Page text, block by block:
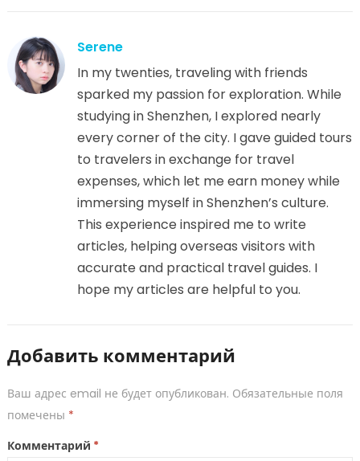
Serene
In my twenties, traveling with friends
sparked my passion for exploration. While
studying in Shenzhen, I explored nearly
every corner of the city. I gave guided tours
to travelers in exchange for travel
expenses, which let me earn money while
immersing myself in Shenzhen’s culture.
This experience inspired me to write
articles, helping overseas visitors with
accurate and practical travel guides. I
hope my articles are helpful to you.
Добавить комментарий
Ваш адрес email не будет опубликован. Обязательные поля
помечены *
Комментарий *